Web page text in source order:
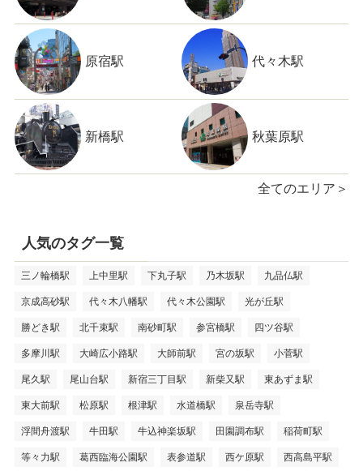
原宿駅 代々木駅
新橋駅 秋葉原駅
全てのエリア＞
人気のタグ一覧
三ノ輪橋駅 上中里駅 下丸子駅 乃木坂駅 九品仏駅
京成高砂駅 代々木八幡駅 代々木公園駅 光が丘駅
勝どき駅 北千束駅 南砂町駅 参宮橋駅 四ツ谷駅
多摩川駅 大崎広小路駅 大師前駅 宮の坂駅 小菅駅
尾久駅 尾山台駅 新宿三丁目駅 新柴又駅 東あずま駅
東大前駅 松原駅 根津駅 水道橋駅 泉岳寺駅
浮間舟渡駅 牛田駅 牛込神楽坂駅 田園調布駅 稲荷町駅
等々力駅 葛西臨海公園駅 表参道駅 西ケ原駅 西高島平駅